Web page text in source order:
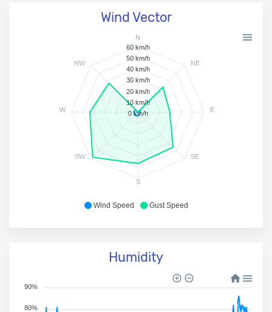
Wind Vector
Wind Speed Gust Speed
N
NE
E
SE
S
SW
W
NW
60 km/h
50 km/h
40 km/h
30 km/h
20 km/h
10 km/h
0 km/h
Humidity
90%
80%